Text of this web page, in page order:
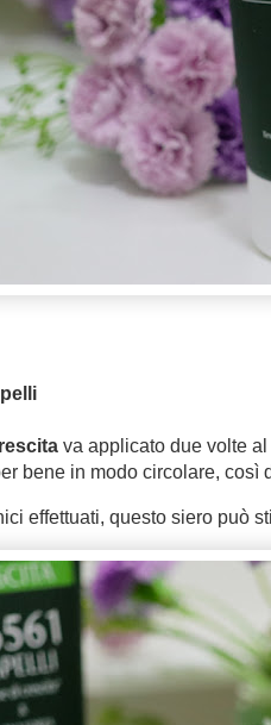
va applicato due volte al
bene in modo circolare, così
effettuati, questo siero può